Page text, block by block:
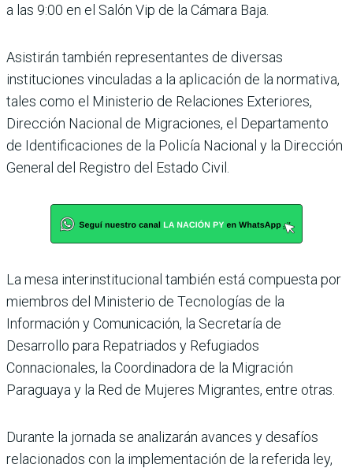
a las 9:00 en el Salón Vip de la Cámara Baja.
Asistirán también representantes de diversas
instituciones vinculadas a la aplicación de la normativa,
tales como el Ministerio de Relaciones Exteriores,
Dirección Nacional de Migraciones, el Departamento
de Identificaciones de la Policía Nacional y la Dirección
General del Registro del Estado Civil.
La mesa interinstitucional también está compuesta por
miembros del Ministerio de Tecnologías de la
Información y Comunicación, la Secretaría de
Desarrollo para Repatriados y Refugiados
Connacionales, la Coordinadora de la Migración
Paraguaya y la Red de Mujeres Migrantes, entre otras.
Durante la jornada se analizarán avances y desafíos
relacionados con la implementación de la referida ley,